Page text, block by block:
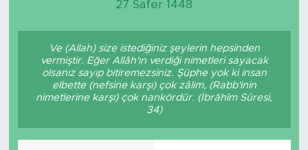
27 Safer 1448
Ve (Allah) size istediğiniz şeylerin hepsinden
vermiştir. Eğer Allâh'ın verdiği nimetleri sayacak
olsanız sayıp bitiremezsiniz. Şüphe yok ki insan
elbette (nefsine karşı) çok zâlim, (Rabb'inin
nimetlerine karşı) çok nankördür. (İbrâhîm Sûresi,
34)